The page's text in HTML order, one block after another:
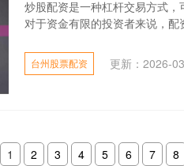
炒股配资是一种杠杆交易方式，
对于资金有限的投资者来说，
台州股票配资 更新：2026-
1 2 3 4 5 6 7 8